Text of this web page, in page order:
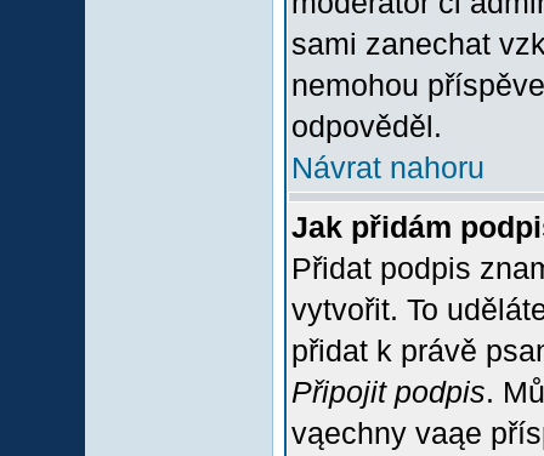
sami zanechat
nemohou
odpověděl.
Návrat nahoru
Jak přidám
Přidat podpis
vytvořit. To
přidat k právě
Připojit podpis.
vąechny vaąe